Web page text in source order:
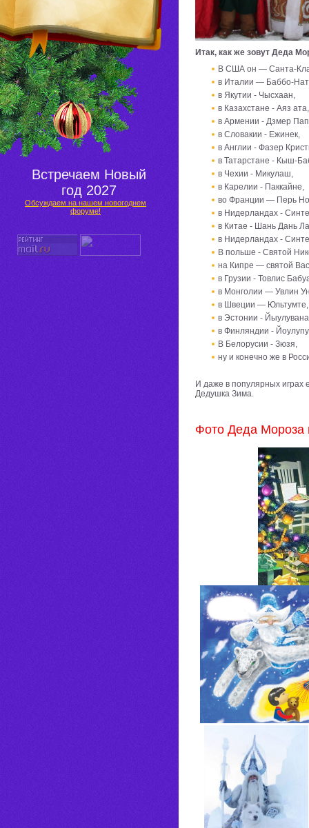
Встречаем Новый
год 2027
Обсуждаем на нашем новогоднем
форуме!
Итак, как же зовут Деда
В США он — Санта-
в Италии — Баббо-
в Якутии - Чысхаан,
в Казахстане - Аяз ата,
в Армении - Дзмер
в Словакии - Ежинек,
в Англии - Фазер
в Татарстане - Кыш-
в Чехии - Микулаш,
в Карелии - Паккайне,
во Франции — Перь
в Нидерландах -
в Китае - Шань Дань
в Нидерландах -
В польше - Святой
на Кипре — святой
в Грузии - Товлис
в Монголии — Увлин
в Швеции — Юльтумте,
в Эстонии -
в Финляндии -
В Белорусии - Зюзя,
ну и конечно же в
И даже в популярных играх
Дедушка Зима.
Фото Деда Мороза